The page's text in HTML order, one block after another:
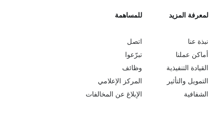
L
e
a
r
n
لمعرفة المزيد
نبذة عنا
أماكن عملنا
القيادة التنفيذية
التمويل والتأثير
الشفافية
G
o
b
e
y
للمساهمة
اتصل
تبرّعوا
وظائف
المركز الإعلامي
الإبلاغ عن المخالفات